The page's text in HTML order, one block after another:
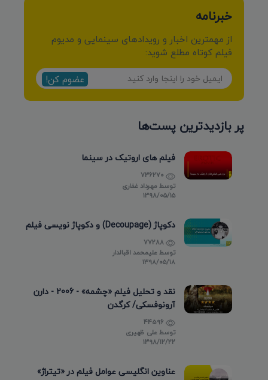
خبرنامه
از مهمترین اخبار و رویدادهای سینمایی و مدیوم
فیلم کوتاه مطلع شوید:
عضوم کن!
پر بازدیدترین پست‌ها
فیلم های اروتیک در سینما
توسط مهرداد غفاری
۱۳۹۸/۰۵/۱۵
دکوپاژ (Decoupage) و دکوپاژ نویسی فیلم
توسطعلیمحمد اقبالدار
۱۳۹۸/۰۵/۱۸
نقد و تحلیل فیلم «چشمه» - 2006 - دارن
آرونوفسکی/ کرگدن
توسطعلی ظهیری
۱۳۹۸/۱۲/۲۲
عناوین انگلیسی عوامل فیلم در «تیتراژ»